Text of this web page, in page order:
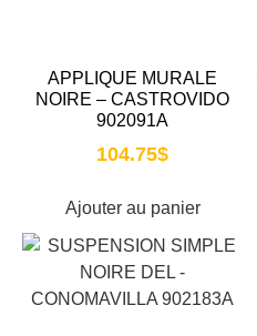
APPLIQUE MURALE
NOIRE – CASTROVIDO
902091A
104.75$
Ajouter au panier